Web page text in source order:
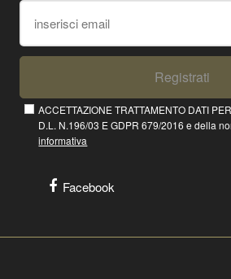
Registrati
ACCETTAZIONE TRATTAMENTO DATI
D.L. N.196/03 E GDPR 679/2016 e della
informativa
Facebook